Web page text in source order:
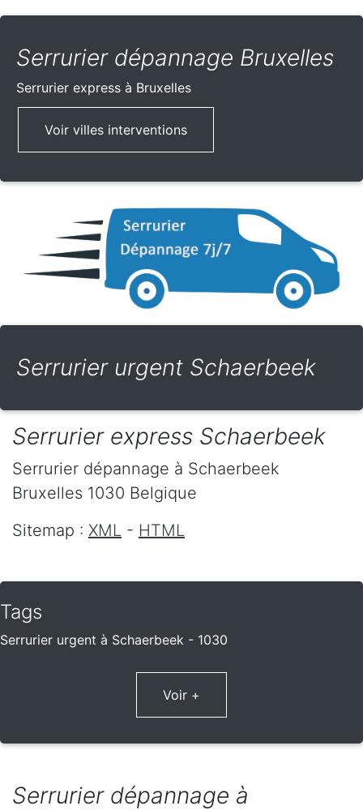
Serrurier dépannage Bruxelles
Serrurier express à Bruxelles
Voir villes interventions
Serrurier urgent Schaerbeek
Serrurier express Schaerbeek
Serrurier dépannage à Schaerbeek
Bruxelles 1030 Belgique
Sitemap : XML - HTML
Tags
Serrurier urgent à Schaerbeek - 1030
Voir +
Serrurier dépannage à